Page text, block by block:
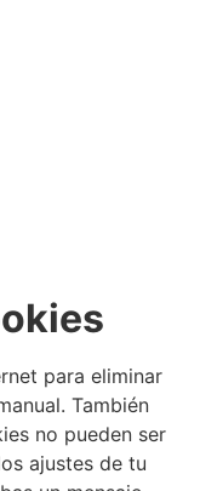
para eliminar
También
no pueden ser
ajustes de tu